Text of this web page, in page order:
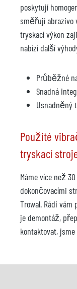
poskytují
směřují abrazivo
tryskací výkon
nabízí další
Průběžné
Snadná
Usnadněný
Použité
tryskací
Máme více než
dokončovacími
Trowal. Rádi
je demontáž,
kontaktovat,